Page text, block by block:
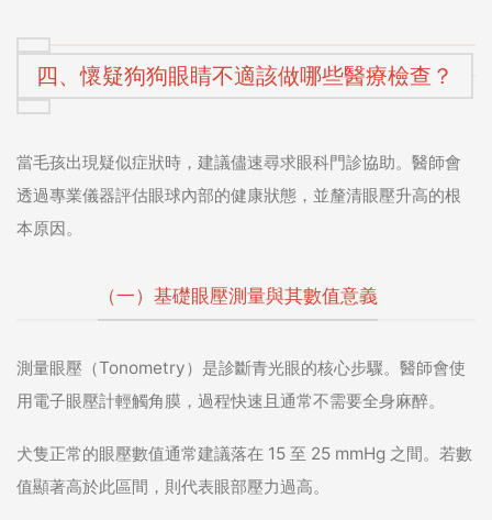
四、懷疑狗狗眼睛不適該做哪些醫療檢查？
當毛孩出現疑似症狀時，建議儘速尋求眼科門診協助。醫師會
透過專業儀器評估眼球內部的健康狀態，並釐清眼壓升高的根
本原因。
（一）基礎眼壓測量與其數值意義
測量眼壓（Tonometry）是診斷青光眼的核心步驟。醫師會使
用電子眼壓計輕觸角膜，過程快速且通常不需要全身麻醉。
犬隻正常的眼壓數值通常建議落在 15 至 25 mmHg 之間。若數
值顯著高於此區間，則代表眼部壓力過高。